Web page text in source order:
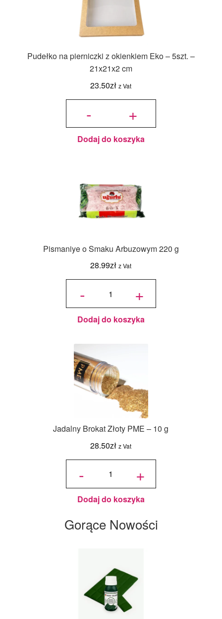
Pudełko na pierniczki z okienkiem Eko – 5szt. –
21x21x2 cm
23.50zł z Vat
-
ilość
pierniczki
Eko -
5szt. -
cm
+
Dodaj do koszyka
Pismaniye o Smaku Arbuzowym 220 g
28.99zł z Vat
-
ilość
Arbuzowym
220 g +
Dodaj do koszyka
Jadalny Brokat Złoty PME – 10 g
28.50zł z Vat
-
ilość
Złoty
PME -
10 g +
Dodaj do koszyka
Gorące Nowości